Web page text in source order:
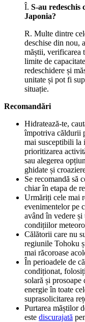
Î. S-au redeschis
Japonia?
R. Multe dintre
deschise din nou,
măștii, verificarea
limite de
redeschidere și
unitate și pot fi
situație.
Recomandări
Hidratează-te,
împotriva căldurii
mai susceptibili la
prioritizarea
sau alegerea
ghidate și
Se recomandă să
chiar în etapa de
Urmăriți cele mai
evenimentelor pe
având în vedere
condițiilor
Călătorii care nu
regiunile Tohoku
mai răcoroase
În perioadele de
condiționat,
solară și prosoape
energie în toate
suprasolicitarea
Purtarea măștilor
este discurajată